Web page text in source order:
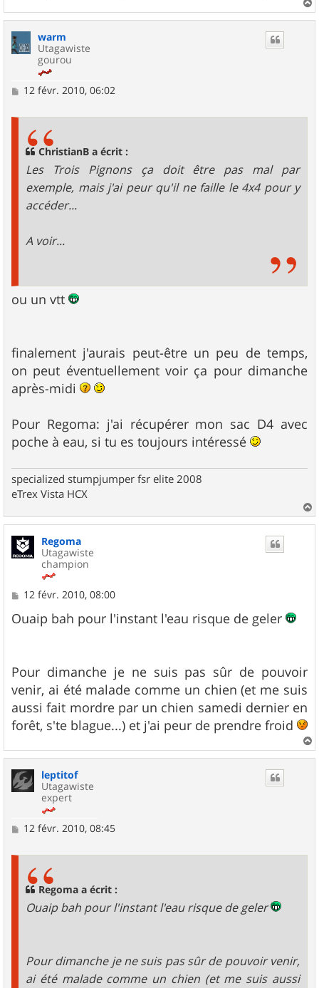
a
warm
Utagawiste
gourou
M12 févr. 2010, 06:02
ChristianB a écrit :
Les Trois Pignons ça doit être pas mal par
exemple, mais j'ai peur qu'il ne faille le 4x4 pour y
accéder...
A voir...
ou un vtt
finalement j'aurais peut-être un peu de temps,
on peut éventuellement voir ça pour dimanche
après-midi
Pour Regoma: j'ai récupérer mon sac D4 avec
poche à eau, si tu es toujours intéressé
specialized stumpjumper fsr elite 2008
eTrex Vista HCX
a
u
Regoma
Utagawiste
champion
M
s
s
12 févr. 2010, 08:00
Ouaip bah pour l'instant l'eau risque de geler
Pour dimanche je ne suis pas sûr de pouvoir
venir, ai été malade comme un chien (et me suis
aussi fait mordre par un chien samedi dernier en
forêt, s'te blague...) et j'ai peur de prendre froid
a
leptitof
Utagawiste
expert
M12 févr. 2010, 08:45
Regoma a écrit :
Ouaip bah pour l'instant l'eau risque de geler
Pour dimanche je ne suis pas sûr de pouvoir venir,
ai été malade comme un chien (et me suis aussi